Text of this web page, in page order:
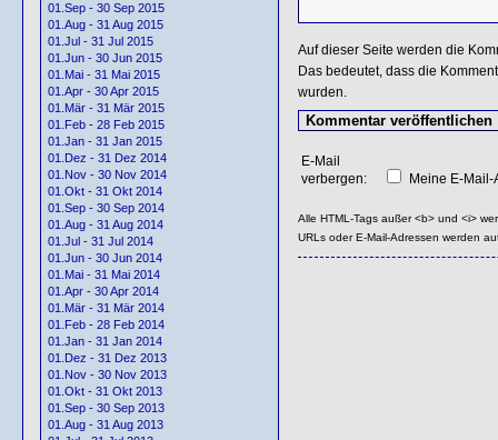
01.Sep - 30 Sep 2015
01.Aug - 31 Aug 2015
01.Jul - 31 Jul 2015
01.Jun - 30 Jun 2015
01.Mai - 31 Mai 2015
01.Apr - 30 Apr 2015
01.Mär - 31 Mär 2015
01.Feb - 28 Feb 2015
01.Jan - 31 Jan 2015
01.Dez - 31 Dez 2014
01.Nov - 30 Nov 2014
01.Okt - 31 Okt 2014
01.Sep - 30 Sep 2014
01.Aug - 31 Aug 2014
01.Jul - 31 Jul 2014
01.Jun - 30 Jun 2014
01.Mai - 31 Mai 2014
01.Apr - 30 Apr 2014
01.Mär - 31 Mär 2014
01.Feb - 28 Feb 2014
01.Jan - 31 Jan 2014
01.Dez - 31 Dez 2013
01.Nov - 30 Nov 2013
01.Okt - 31 Okt 2013
01.Sep - 30 Sep 2013
01.Aug - 31 Aug 2013
Auf dieser Seite werden die
Das bedeutet, dass die
wurden.
E-Mail
verbergen:
Meine E-
Alle HTML-Tags außer <b> und <i>
URLs oder E-Mail-Adressen werden